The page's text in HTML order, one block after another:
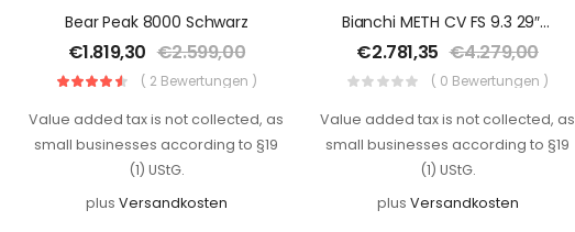
Bear Peak 8000 Schwarz
€1.819,30 €2.599,00
( 2 Bewertungen )
Value added tax is not collected, as
small businesses according to §19
(1) UStG.
plus Versandkosten
Bianchi METH CV FS 9.3 29″ 48 Cm 2020
€2.781,35 €4.279,00
( 0 Bewertungen )
Value added tax is not collected, as
small businesses according to §19
(1) UStG.
plus Versandkosten